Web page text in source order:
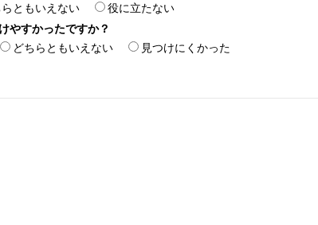
らともいえない
役に立たない
やすかったですか？
どちらともいえない 見つけにくかった